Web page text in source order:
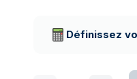
Définissez